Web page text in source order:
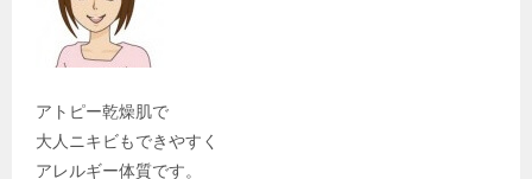
アトピー乾燥肌で
大人ニキビもできやすく
アレルギー体質です。